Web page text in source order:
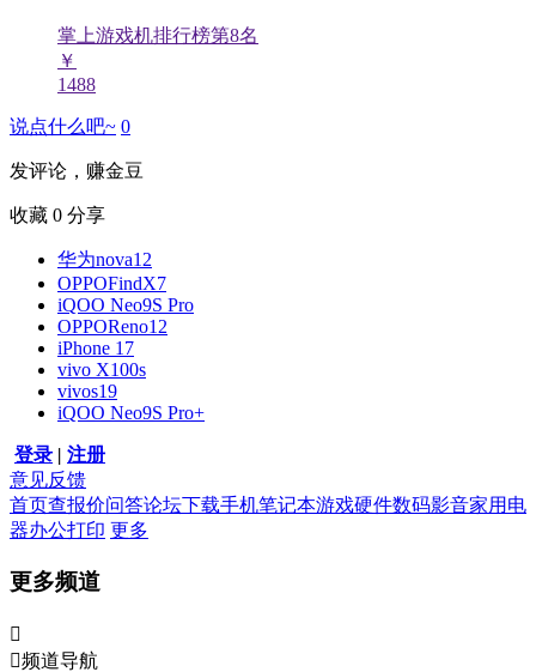
掌上游戏机排行榜第8名
￥
1488
说点什么吧~ 0
发评论，赚金豆
收藏 0 分享
华为nova12
OPPOFindX7
iQOO Neo9S Pro
OPPOReno12
iPhone 17
vivo X100s
vivos19
iQOO Neo9S Pro+
登录 | 注册
意见反馈
首页查报价问答论坛下载手机笔记本游戏硬件数码影音家用电
器办公打印 更多
更多频道

频道导航